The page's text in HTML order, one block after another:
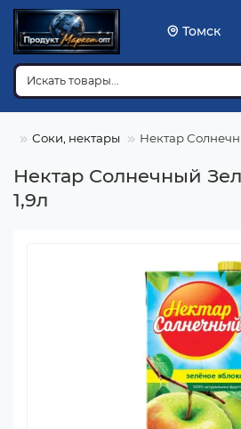
Томск
Соки, нектары Нектар
Нектар Солнечный
1,9л